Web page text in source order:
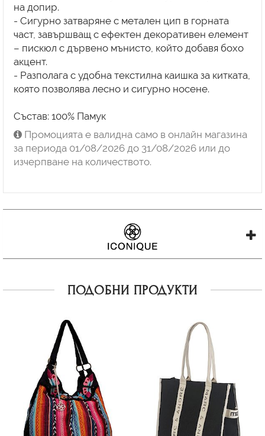
на допир.
- Сигурно затваряне с метален цип в горната
част, завършващ с ефектен декоративен елемент
– пискюл с дървено мънисто, който добавя бохо
акцент.
- Разполага с удобна текстилна каишка за китката,
която позволява лесно и сигурно носене.
Състав: 100% Памук
Промоцията е валидна само в онлайн магазина
за периода 01/08/2026 до 31/08/2026 или до
изчерпване на количеството.
ПОДОБНИ ПРОДУКТИ